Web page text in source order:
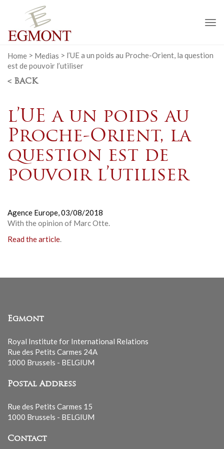
Home > Medias > l’UE a un poids au Proche-Orient, la question
est de pouvoir l’utiliser
< BACK
l’UE a un poids au
Proche-Orient, la
question est de
pouvoir l’utiliser
Agence Europe,03/08/2018
With the opinion of Marc Otte.
Read the article.
Egmont
Royal Institute for International Relations
Rue des Petits Carmes 24A
1000 Brussels - BELGIUM
Postal Address
Rue des Petits Carmes 15
1000 Brussels - BELGIUM
Contact